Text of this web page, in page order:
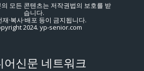
모든 콘텐츠는 저작권법의 보호를 받
습니다.
재·복사·배포 등이 금지됩니다.
2024. yp-senior.com
어신문 네트워크